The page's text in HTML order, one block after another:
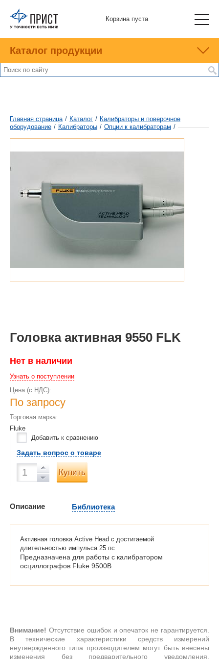
Корзина пуста
Каталог продукции
Главная страница / Каталог / Калибраторы и поверочное
оборудование / Калибраторы / Опции к калибраторам /
Головка активная 9550 FLK
Нет в наличии
Узнать о поступлении
Цена (с НДС):
По запросу
Торговая марка:
Fluke
Добавить к сравнению
Задать вопрос о товаре
Купить
Описание Библиотека
Активная головка Active Head с достигаемой
длительностью импульса 25 пс
Предназначена для работы с калибратором
осциллографов Fluke 9500B
Внимание! Отсутствие ошибок и опечаток не гарантируется.
В технические характеристики средств измерений
неутвержденного типа производителем могут быть внесены
изменения без предварительного уведомления.